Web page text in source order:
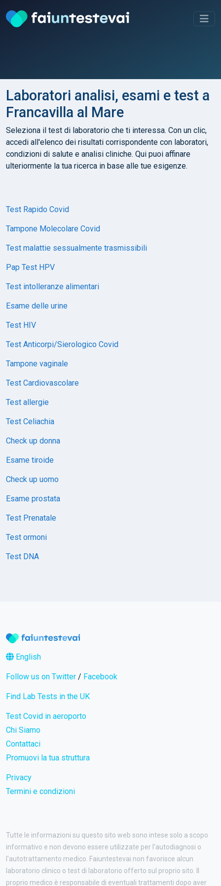
Laboratori analisi, esami e test a
Francavilla al Mare
Seleziona il test di laboratorio che ti interessa. Con un clic,
accedi all'elenco dei risultati corrispondente con laboratori,
condizioni di salute e analisi cliniche. Qui puoi affinare
ulteriormente la tua ricerca in base alle tue esigenze.
Test Rapido Covid
Tampone Molecolare Covid
Test malattie sessualmente trasmissibili
Pap Test HPV
Test intolleranze alimentari
Esame delle urine
Test HIV
Test Anticorpi/Sierologico Covid
Tampone vaginale
Test Cardiovascolare
Test allergie
Test Celiachia
Check up donna
Esame tiroide
Check up uomo
Esame prostata
Test Prenatale
Test ormoni
Test DNA
English
Follow us on Twitter / Facebook
Find Lab Tests in the UK
Test Covid in aeroporto
Chi Siamo
Contattaci
Promuovi la tua struttura
Privacy
Termini e condizioni
Tutte le informazioni su questo sito web sono intese solo a scopo
informativo e non devono essere utilizzate per l'autodiagnosi o
l'autotrattamento medico. Faiuntestevai non favorisce alcun
laboratorio clinico o test di laboratorio offerto sul proprio sito. Il
proprio medico è responsabile di eventuali trattamenti dopo aver